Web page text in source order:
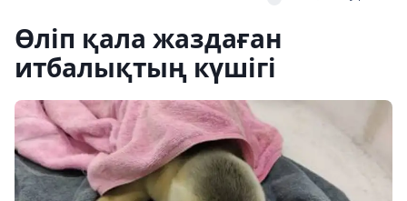
Өліп қала жаздаған
итбалықтың күшігі